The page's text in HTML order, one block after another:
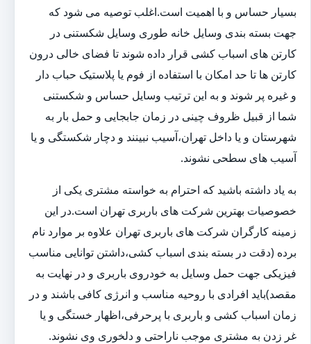
بسیار حساس و با اهمیت است.اغلب توصیه می شود که
جهت بسته بندی وسایل خانه طوری وسایل شکستنی در
کارتن های اسباب کشی قرار داده شوند تا فضای خالی درون
کارتن ها تا حد امکان با استفاده از فوم یا پلاستیک حباب دار
و غیره پر شوند و به این ترتیب وسایل حساس و شکستنی
شما از قبیل ظروف چینی در زمان جابجایی و حمل بار به
شهرستان و یا داخل تهران،آسیب نبینند و دچار شکستگی و یا
آسیب های سطحی نشوند.
به یاد داشته باشید که احترام به خواسته مشتری یکی از
خصوصیات بهترین شرکت های باربری تهران است.در این
زمینه کارگران شرکت های باربری تهران علاوه بر موارد نام
برده (دقت در بسته بندی اسباب کشی،داشتن توانایی مناسب
فیزیکی جهت حمل وسایل به خودروی باربری و در نهایت به
مقصد)باید افرادی با روحیه مناسب و انرژی کافی باشند و در
زمان اسباب کشی و باربری با پرحرفی،اظهار خستگی و یا
غر زدن به مشتری موجب ناراحتی و دلخوری وی نشوند.